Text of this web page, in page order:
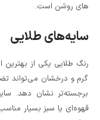
های روشن است.
سایه‌های طلایی
رنگ طلایی یکی از بهترین
گرم و درخشان می‌تواند
برجسته‌تر نشان دهد.
قهوه‌ای یا سبز بسیار